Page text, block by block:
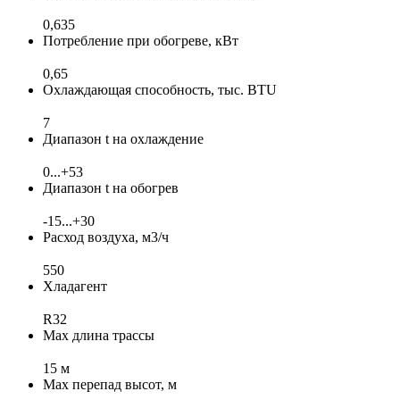
0,635
Потребление при обогреве, кВт
0,65
Охлаждающая способность, тыс. BTU
7
Диапазон t на охлаждение
0...+53
Диапазон t на обогрев
-15...+30
Расход воздуха, м3/ч
550
Хладагент
R32
Max длина трассы
15 м
Max перепад высот, м